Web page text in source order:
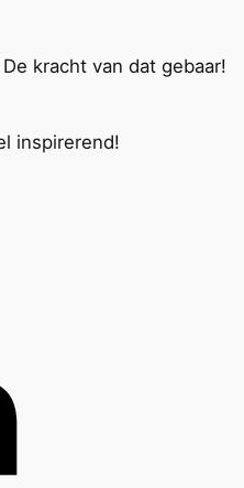
kracht van dat gebaar!
inspirerend!